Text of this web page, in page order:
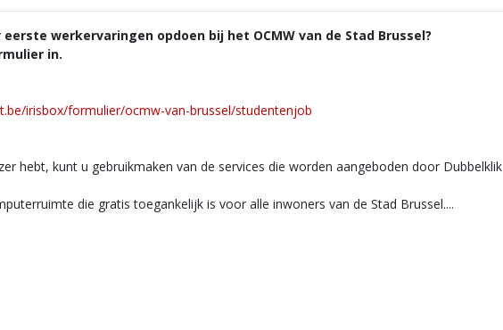
werkervaringen opdoen bij het OCMW van de Stad Brussel?
in.
irisbox/formulier/ocmw-van-brussel/studentenjob
hebt, kunt u gebruikmaken van de services die worden aangeboden door Dubbelklik
die gratis toegankelijk is voor alle inwoners van de Stad Brussel....